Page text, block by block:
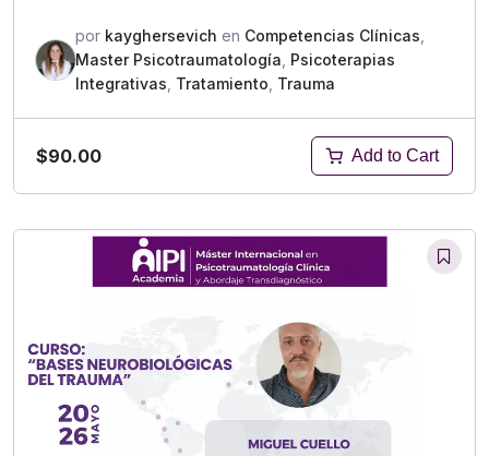
por kayghersevich en Competencias Clínicas
Master Psicotraumatología Psicoterapias
Integrativas Tratamiento Trauma
$90.00 Add to Cart